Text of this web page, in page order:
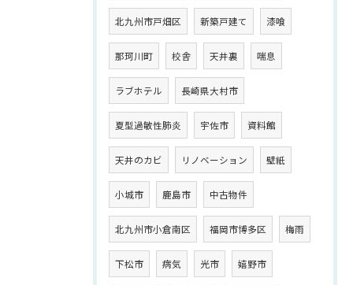
北九州市戸畑区 新築戸建て 漆喰
那珂川町 校舎 天井裏 喘息
ラブホテル 長崎県大村市
夏型過敏性肺炎 宇佐市 資料館
天井のカビ リノベーション 壁紙
小城市 鹿島市 中古物件
北九州市小倉南区 福岡市博多区 梅雨
下松市 病気 光市 嬉野市